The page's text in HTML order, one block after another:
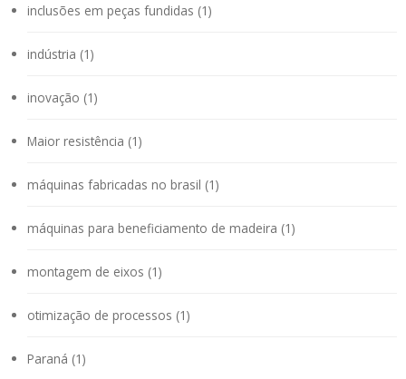
inclusões em peças fundidas (1)
indústria (1)
inovação (1)
Maior resistência (1)
máquinas fabricadas no brasil (1)
máquinas para beneficiamento de madeira (1)
montagem de eixos (1)
otimização de processos (1)
Paraná (1)